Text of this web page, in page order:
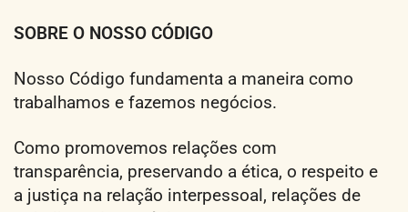
SOBRE O NOSSO CÓDIGO
Nosso Código fundamenta a maneira como
trabalhamos e fazemos negócios.
Como promovemos relações com
transparência, preservando a ética, o respeito e
a justiça na relação interpessoal, relações de